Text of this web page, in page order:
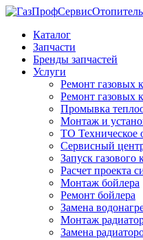
Каталог
Запчасти
Бренды запчастей
Услуги
Ремонт газовых
Ремонт газовых
Промывка
Монтаж и
ТО Техническое
Сервисный
Запуск газового
Расчет проекта
Монтаж бойлера
Ремонт бойлера
Замена
Монтаж
Замена